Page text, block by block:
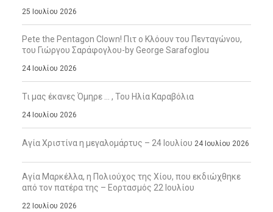
25 Ιουλίου 2026
Pete the Pentagon Clown! Πιτ ο Κλόουν του Πενταγώνου,
του Γιώργου Σαράφογλου-by George Sarafoglou
24 Ιουλίου 2026
Τι μας έκανες Όμηρε … , Του Ηλία Καραβόλια
24 Ιουλίου 2026
Αγία Χριστίνα η μεγαλομάρτυς – 24 Ιουλίου 24 Ιουλίου 2026
Αγία Μαρκέλλα, η Πολιούχος της Χίου, που εκδιώχθηκε
από τον πατέρα της – Εορτασμός 22 Ιουλίου
22 Ιουλίου 2026